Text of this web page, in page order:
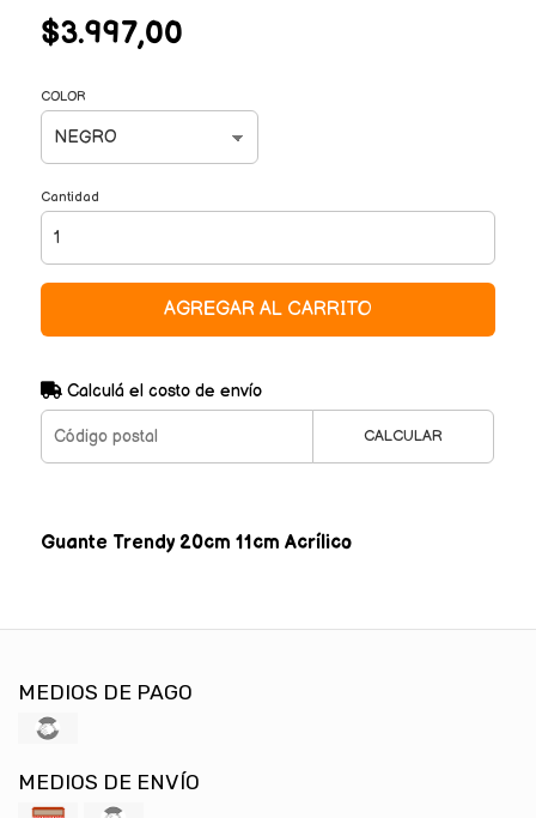
$3.997,00
COLOR
Cantidad
AGREGAR AL CARRITO
Calculá el costo de envío
CALCULAR
Guante Trendy 20cm 11cm Acrílico
MEDIOS DE PAGO
MEDIOS DE ENVÍO